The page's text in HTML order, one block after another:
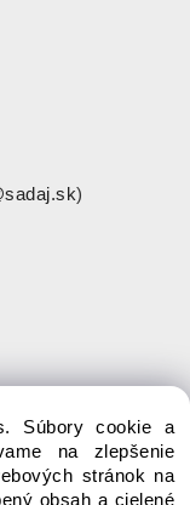
)
Súbory cookie a
na zlepšenie
stránok na
obsah a cielené